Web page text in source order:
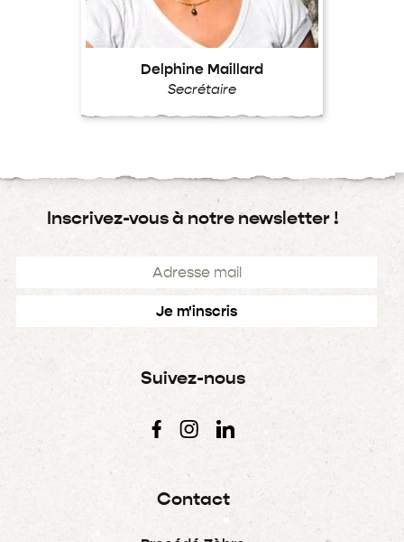
Delphine Maillard
Secrétaire
Inscrivez-vous à notre newsletter !
Suivez-nous
Contact